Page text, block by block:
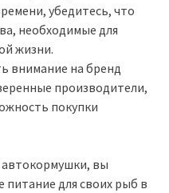
убедитесь, что
необходимые для
жизни.
внимание на бренд
производители,
покупки
вы
для своих рыб в